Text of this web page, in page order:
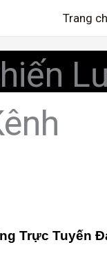
Trang
Trực Tuyến